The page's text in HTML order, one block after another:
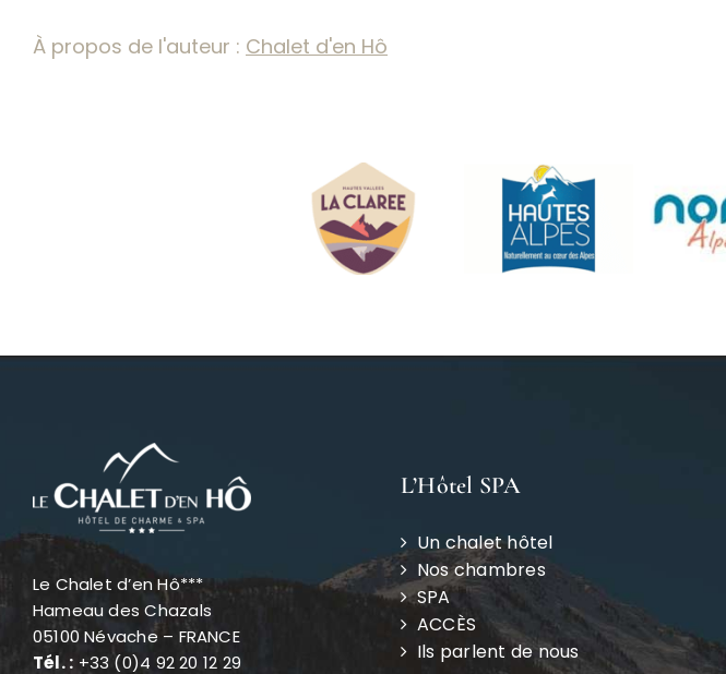
À propos de l'auteur : Chalet d'en Hô
Le Chalet d’en Hô***
Hameau des Chazals
05100 Névache – FRANCE
Tél. : +33 (0)4 92 20 12 29
L’Hôtel SPA
Un chalet hôtel
Nos chambres
SPA
ACCÈS
Ils parlent de nous